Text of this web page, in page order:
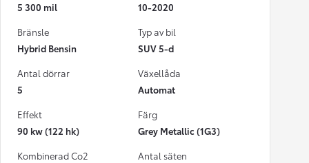
5 300 mil
10-2020
Bränsle
Hybrid Bensin
Typ av bil
SUV 5-d
Antal dörrar
5
Växellåda
Automat
Effekt
90 kw (122 hk)
Färg
Grey Metallic (1G3)
Kombinerad Co2
Antal säten